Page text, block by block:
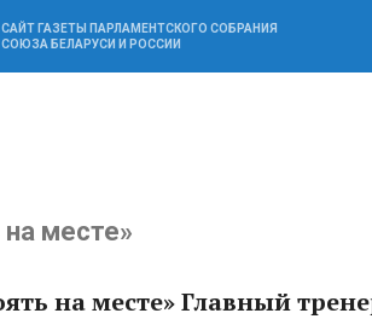
САЙТ ГАЗЕТЫ ПАРЛАМЕНТСКОГО СОБРАНИЯ
СОЮЗА БЕЛАРУСИ И РОССИИ
месте»
на месте»Главный